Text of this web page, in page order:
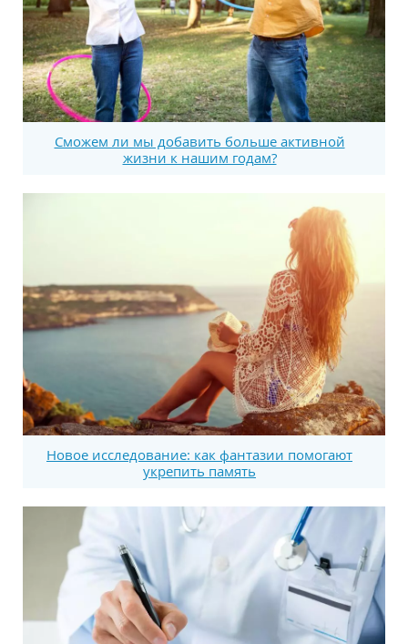
Сможем ли мы добавить больше активной
жизни к нашим годам?
Новое исследование: как фантазии помогают
укрепить память